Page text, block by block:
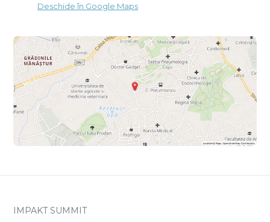
Deschide în Google Maps
IMPAKT SUMMIT